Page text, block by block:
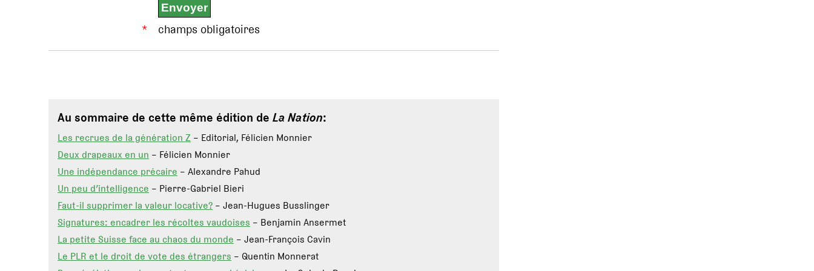
* champs obligatoires
Au sommaire de cette même édition de La Nation:
Les recrues de la génération Z – Editorial, Félicien Monnier
Deux drapeaux en un – Félicien Monnier
Une indépendance précaire – Alexandre Pahud
Un peu d’intelligence – Pierre-Gabriel Bieri
Faut-il supprimer la valeur locative? – Jean-Hugues Busslinger
Signatures: encadrer les récoltes vaudoises – Benjamin Ansermet
La petite Suisse face au chaos du monde – Jean-François Cavin
Le PLR et le droit de vote des étrangers – Quentin Monnerat